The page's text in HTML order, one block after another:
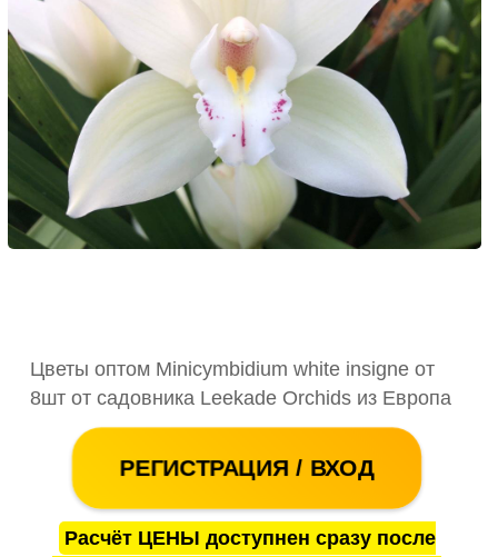
Цветы оптом Minicymbidium white insigne от
8шт от садовника Leekade Orchids из Европа
РЕГИСТРАЦИЯ / ВХОД
Расчёт ЦЕНЫ доступнен сразу после